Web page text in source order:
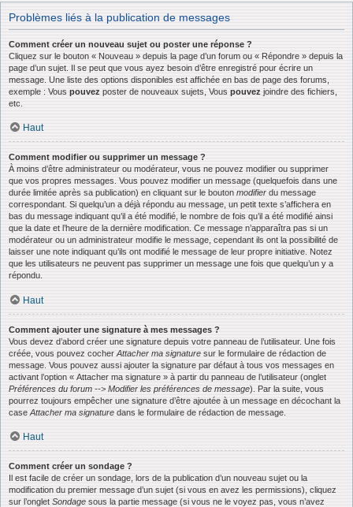
Problèmes liés à la publication de messages
Comment créer un nouveau sujet ou poster une réponse ?
Cliquez sur le bouton « Nouveau » depuis la page d’un forum ou « Répondre » depuis la
page d’un sujet. Il se peut que vous ayez besoin d’être enregistré pour écrire un
message. Une liste des options disponibles est affichée en bas de page des forums,
exemple : Vous pouvez poster de nouveaux sujets, Vous pouvez joindre des fichiers,
etc.
Haut
Comment modifier ou supprimer un message ?
À moins d’être administrateur ou modérateur, vous ne pouvez modifier ou supprimer
que vos propres messages. Vous pouvez modifier un message (quelquefois dans une
durée limitée après sa publication) en cliquant sur le bouton modifier du message
correspondant. Si quelqu’un a déjà répondu au message, un petit texte s’affichera en
bas du message indiquant qu’il a été modifié, le nombre de fois qu’il a été modifié ainsi
que la date et l’heure de la dernière modification. Ce message n’apparaîtra pas si un
modérateur ou un administrateur modifie le message, cependant ils ont la possibilité de
laisser une note indiquant qu’ils ont modifié le message de leur propre initiative. Notez
que les utilisateurs ne peuvent pas supprimer un message une fois que quelqu’un y a
répondu.
Haut
Comment ajouter une signature à mes messages ?
Vous devez d’abord créer une signature depuis votre panneau de l’utilisateur. Une fois
créée, vous pouvez cocher Attacher ma signature sur le formulaire de rédaction de
message. Vous pouvez aussi ajouter la signature par défaut à tous vos messages en
activant l’option « Attacher ma signature » à partir du panneau de l’utilisateur (onglet
Préférences du forum --> Modifier les préférences de message). Par la suite, vous
pourrez toujours empêcher une signature d’être ajoutée à un message en décochant la
case Attacher ma signature dans le formulaire de rédaction de message.
Haut
Comment créer un sondage ?
Il est facile de créer un sondage, lors de la publication d’un nouveau sujet ou la
modification du premier message d’un sujet (si vous en avez les permissions), cliquez
sur l’onglet Sondage sous la partie message (si vous ne le voyez pas, vous n’avez